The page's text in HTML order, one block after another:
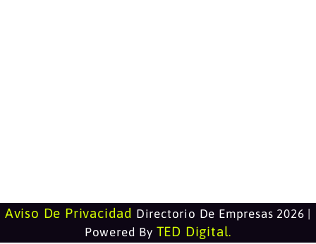
Aviso De Privacidad Directorio De Empresas 2026 |
Powered By TED Digital.